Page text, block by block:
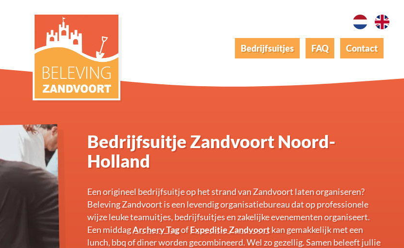
Bedrijfsuitjes FAQ Contact
Bedrijfsuitje Zandvoort Noord-
Holland
Een origineel bedrijfsuitje op het strand van Zandvoort laten organiseren?
Beleving Zandvoort is een levendig organisatiebureau dat op professionele
wijze leuke teamuitjes, bedrijfsuitjes en zakelijke evenementen organiseert.
Een middagArchery TagofExpeditie Zandvoortkan gemakkelijk met een
lunch, bbq of diner worden gecombineerd. Wel zo gezellig. Samen beleeft jullie